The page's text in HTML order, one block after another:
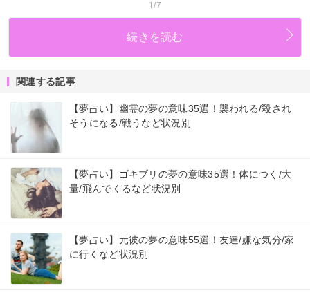
1/7
続きを読む
関連する記事
【夢占い】幽霊の夢の意味35選！襲われる/殺され
そうになる/戦うなど状況別
【夢占い】ゴキブリの夢の意味35選！体につく/大
量/飛んでくるなど状況別
【夢占い】元彼の夢の意味55選！友達/嫌な気分/家
に行くなど状況別